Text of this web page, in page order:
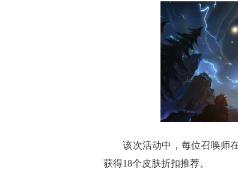
该次活动中，每位召唤师在
获得18个皮肤折扣推荐。